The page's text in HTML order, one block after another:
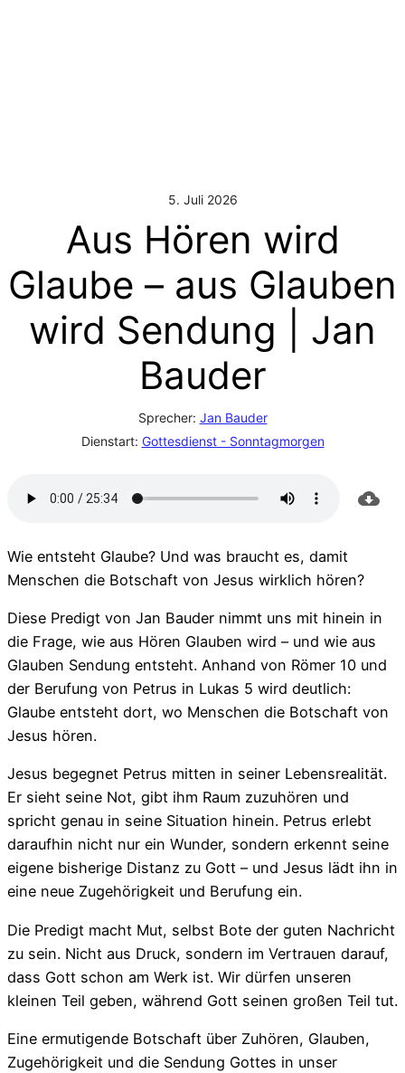
5. Juli 2026
Aus Hören wird
Glaube – aus Glauben
wird Sendung | Jan
Bauder
Sprecher: Jan Bauder
Dienstart: Gottesdienst - Sonntagmorgen
Wie entsteht Glaube? Und was braucht es, damit
Menschen die Botschaft von Jesus wirklich hören?
Diese Predigt von Jan Bauder nimmt uns mit hinein in
die Frage, wie aus Hören Glauben wird – und wie aus
Glauben Sendung entsteht. Anhand von Römer 10 und
der Berufung von Petrus in Lukas 5 wird deutlich:
Glaube entsteht dort, wo Menschen die Botschaft von
Jesus hören.
Jesus begegnet Petrus mitten in seiner Lebensrealität.
Er sieht seine Not, gibt ihm Raum zuzuhören und
spricht genau in seine Situation hinein. Petrus erlebt
daraufhin nicht nur ein Wunder, sondern erkennt seine
eigene bisherige Distanz zu Gott – und Jesus lädt ihn in
eine neue Zugehörigkeit und Berufung ein.
Die Predigt macht Mut, selbst Bote der guten Nachricht
zu sein. Nicht aus Druck, sondern im Vertrauen darauf,
dass Gott schon am Werk ist. Wir dürfen unseren
kleinen Teil geben, während Gott seinen großen Teil tut.
Eine ermutigende Botschaft über Zuhören, Glauben,
Zugehörigkeit und die Sendung Gottes in unser